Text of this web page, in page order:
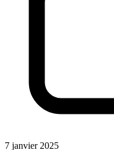
7 janvier 2025